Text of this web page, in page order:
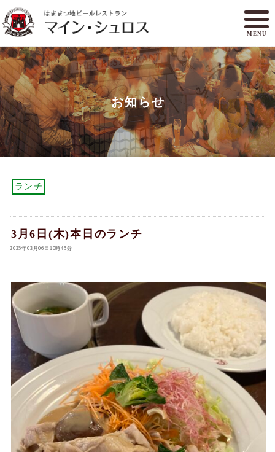
MENU
メニュー
ランチ
アクセスマップ
マイン・シュロスとは
オンラインショップ
お知らせ
ランチ
3月6日(木)本日のランチ
2025年03月06日10時45分